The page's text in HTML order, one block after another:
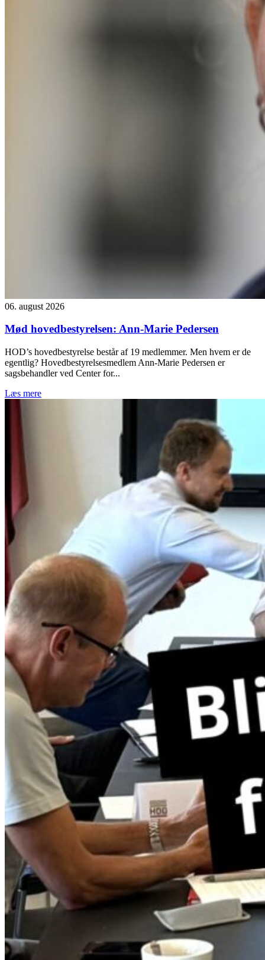
06. august 2026
Mød hovedbestyrelsen: Ann-Marie Pedersen
HOD’s hovedbestyrelse består af 19 medlemmer. Men hvem er de
egentlig? Hovedbestyrelsesmedlem Ann-Marie Pedersen er
sagsbehandler ved Center for...
Læs mere